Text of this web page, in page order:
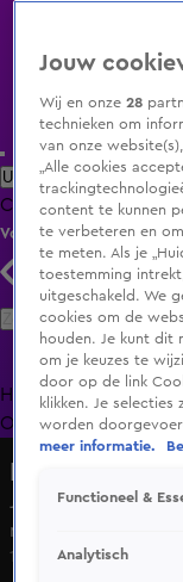
Uitzending Gemist
ClipsFilmsRadio
Volg KIJK
Zoeken
HomeUitzending
Oranjezomer
Jongeren onder
nepwapen
17 mei 2025, 18:01
Jouw
Wij en onze28
technieken om
van onze
„Alle cookies
content te kunnen
te verbeteren en
te meten. Als je
toestemming
uitgeschakeld. We
cookies om de
houden. Je kunt dit
om je keuzes te
door op de link
klikken. Je selecties
worden
meer informatie.
Functioneel &
Analytisch